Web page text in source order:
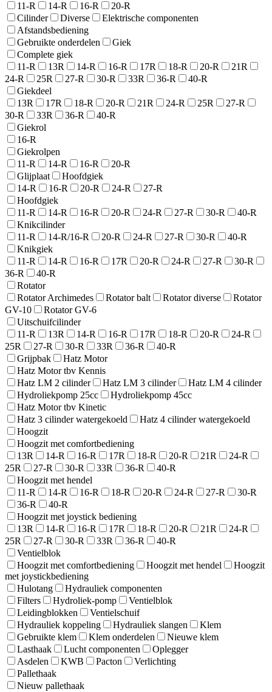
11-R
14-R 16-R
20-R
Cilinder
Diverse
Elektrische componenten
Afstandsbediening
Gebruikte onderdelen
Giek
Complete giek
11-R
13R 14-R 16-R 17R 18-R 20-R
21R
24-R
25R 27-R 30-R 33R 36-R
40-R
Giekdeel
13R
17R 18-R 20-R 21R 24-R 25R
27-R
30-R
33R 36-R
40-R
Giekrol
16-R
Giekrolpen
11-R
14-R 16-R
20-R
Glijplaat
Hoofdgiek
14-R
16-R 20-R 24-R
27-R
Hoofdgiek
11-R
14-R 16-R 20-R 24-R 27-R 30-R
40-R
Knikcilinder
11-R
14-R/16-R 20-R 24-R 27-R 30-R
40-R
Knikgiek
11-R
14-R 16-R 17R 20-R 24-R 27-R
30-R
36-R
40-R
Rotator
Rotator Archimedes
Rotator balt Rotator diverse
Rotator
GV-10
Rotator GV-6
Uitschuifcilinder
11-R
13R 14-R 16-R 17R 18-R 20-R
24-R
25R
27-R 30-R 33R 36-R
40-R
Grijpbak
Hatz Motor
Hatz Motor tbv Kennis
Hatz LM 2 cilinder
Hatz LM 3 cilinder
Hatz LM 4 cilinder
Hydroliekpomp 25cc
Hydroliekpomp 45cc
Hatz Motor tbv Kinetic
Hatz 3 cilinder watergekoeld
Hatz 4 cilinder watergekoeld
Hoogzit
Hoogzit met comfortbediening
13R
14-R 16-R 17R 18-R 20-R 21R
24-R
25R
27-R 30-R 33R 36-R
40-R
Hoogzit met hendel
11-R
14-R 16-R 18-R 20-R 24-R 27-R
30-R
36-R
40-R
Hoogzit met joystick bediening
13R
14-R 16-R 17R 18-R 20-R 21R
24-R
25R
27-R 30-R 33R 36-R
40-R
Ventielblok
Hoogzit met comfortbediening
Hoogzit met hendel
Hoogzit
met joystickbediening
Hulotang
Hydrauliek componenten
Filters
Hydroliek-pomp
Ventielblok
Leidingblokken
Ventielschuif
Hydrauliek koppeling
Hydrauliek slangen
Klem
Gebruikte klem
Klem onderdelen
Nieuwe klem
Lasthaak
Lucht componenten
Oplegger
Asdelen
KWB Pacton
Verlichting
Pallethaak
Nieuw pallethaak